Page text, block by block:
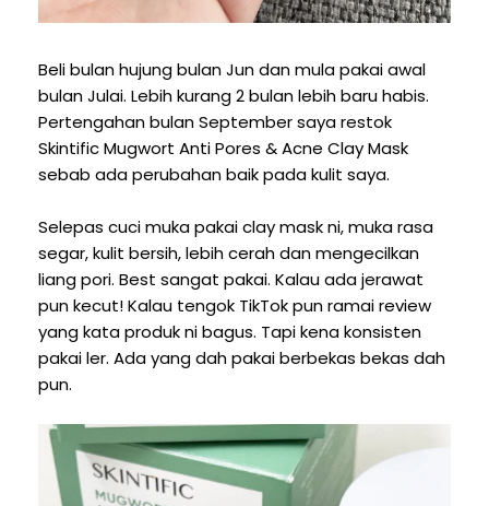
Beli bulan hujung bulan Jun dan mula pakai awal
bulan Julai. Lebih kurang 2 bulan lebih baru habis.
Pertengahan bulan September saya restok
Skintific Mugwort Anti Pores & Acne Clay Mask
sebab ada perubahan baik pada kulit saya.
Selepas cuci muka pakai clay mask ni, muka rasa
segar, kulit bersih, lebih cerah dan mengecilkan
liang pori. Best sangat pakai. Kalau ada jerawat
pun kecut! Kalau tengok TikTok pun ramai review
yang kata produk ni bagus. Tapi kena konsisten
pakai ler. Ada yang dah pakai berbekas bekas dah
pun.